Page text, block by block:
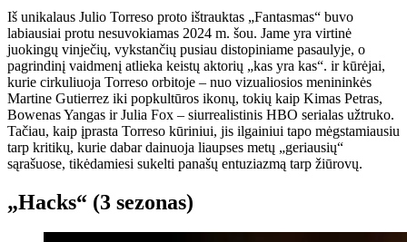
Iš unikalaus Julio Torreso proto ištrauktas „Fantasmas“ buvo
labiausiai protu nesuvokiamas 2024 m. šou. Jame yra virtinė
juokingų vinječių, vykstančių pusiau distopiniame pasaulyje, o
pagrindinį vaidmenį atlieka keistų aktorių „kas yra kas“. ir kūrėjai,
kurie cirkuliuoja Torreso orbitoje – nuo ​​vizualiosios menininkės
Martine Gutierrez iki popkultūros ikonų, tokių kaip Kimas Petras,
Bowenas Yangas ir Julia Fox – siurrealistinis HBO serialas užtruko.
Tačiau, kaip įprasta Torreso kūriniui, jis ilgainiui tapo mėgstamiausiu
tarp kritikų, kurie dabar dainuoja liaupses metų „geriausių“
sąrašuose, tikėdamiesi sukelti panašų entuziazmą tarp žiūrovų.
„Hacks“ (3 sezonas)